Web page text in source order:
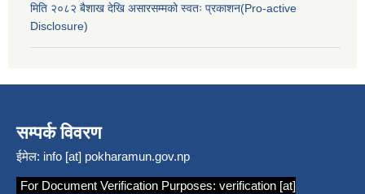
मिति २०८२ बैशाख देखि असारसम्मको स्वतः प्रकाशन(Pro-active
Disclosure)
सम्पर्क विवरण
ईमेल: info [at] pokharamun.gov.np
For Document Verification Purposes: verification [at]